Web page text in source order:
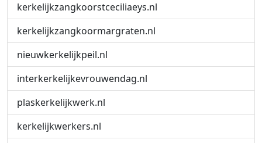
kerkelijkzangkoorstceciliaeys.nl
kerkelijkzangkoormargraten.nl
nieuwkerkelijkpeil.nl
interkerkelijkevrouwendag.nl
plaskerkelijkwerk.nl
kerkelijkwerkers.nl